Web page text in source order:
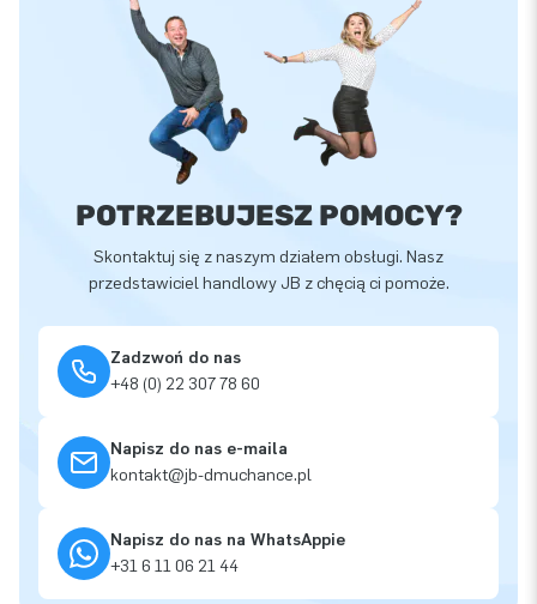
POTRZEBUJESZ POMOCY?
Skontaktuj się z naszym działem obsługi. Nasz
przedstawiciel handlowy JB z chęcią ci pomoże.
Zadzwoń do nas
+48 (0) 22 307 78 60
Napisz do nas e-maila
kontakt@jb-dmuchance.pl
Napisz do nas na WhatsAppie
+31 6 11 06 21 44